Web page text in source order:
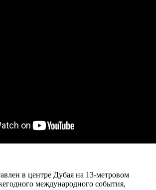
в центре Дубая на 13-метровом
международного события,